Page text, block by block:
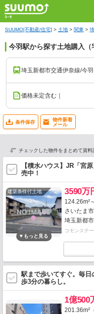
SUUMO[不動産/住宅] > 土地 > 関東 >
今羽駅から探す土地購入
埼玉新都市交通伊奈線/今羽
価格未定含む｜
条件保存
物件新着
メール
チェックした物件をまとめて資料
【積水ハウス】JR「宮
売中！
建築条件付土地 3590万
124.26m²
さいたま
埼玉新都
コモンステ
駅まで歩いてすぐ。毎
歩3分の暮らし。
1億500
201.36m²